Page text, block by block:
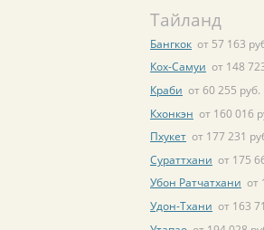
Тайланд
Бангкок от 57 163
Кох-Самуи от 148
Краби от 60 255 руб.
Кхонкэн от 160 016
Пхукет от 177 231
Сураттхани от 175
Убон Ратчатхани от
Удон-Тхани от 163